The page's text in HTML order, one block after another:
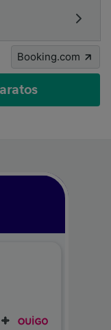
Booking.com